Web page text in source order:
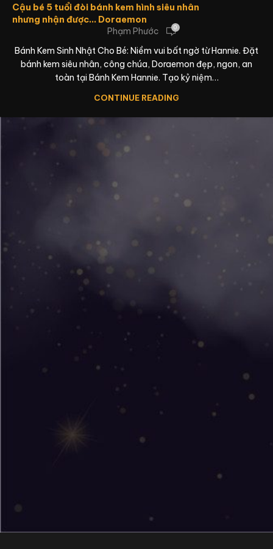
Cậu bé 5 tuổi đòi bánh kem hình siêu nhân
nhưng nhận được… Doraemon
Phạm Phước
0
Bánh Kem Sinh Nhật Cho Bé: Niềm vui bất ngờ từ Hannie. Đặt
bánh kem siêu nhân, công chúa, Doraemon đẹp, ngon, an
toàn tại Bánh Kem Hannie. Tạo kỷ niệm…
CONTINUE READING